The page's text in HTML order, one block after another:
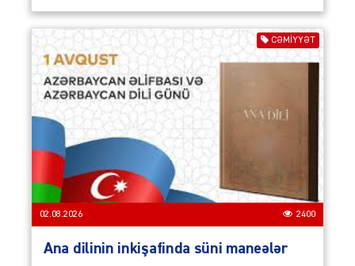
CƏMIYYƏT
02.08.2026 2400
Ana dilinin inkişafinda süni maneələr